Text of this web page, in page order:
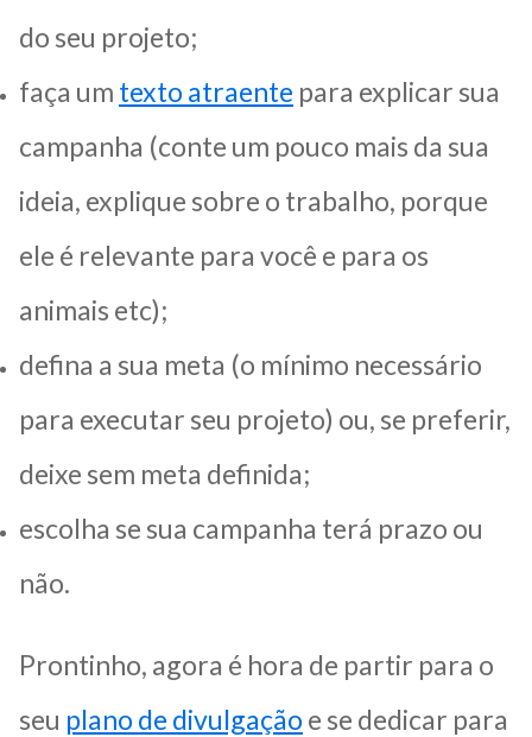
do seu projeto;
faça um texto atraente para explicar sua
campanha (conte um pouco mais da sua
ideia, explique sobre o trabalho, porque
ele é relevante para você e para os
animais etc);
defina a sua meta (o mínimo necessário
para executar seu projeto) ou, se preferir,
deixe sem meta definida;
escolha se sua campanha terá prazo ou
não.
Prontinho, agora é hora de partir para o
seu plano de divulgação e se dedicar para